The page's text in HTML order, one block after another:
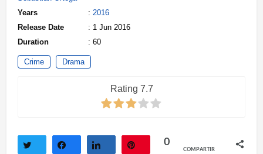
Years
: 2016
Release Date
: 1 Jun 2016
Duration
: 60
Crime Drama
Rating 7.7
0
COMPARTIR